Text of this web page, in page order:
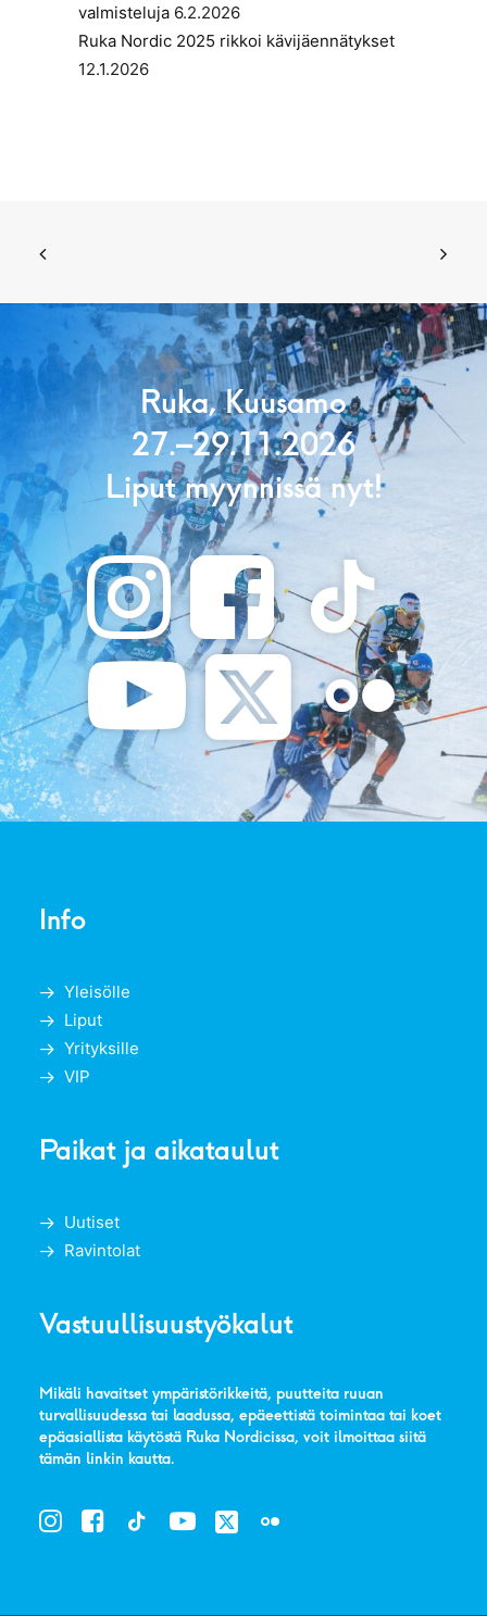
valmisteluja 6.2.2026
Ruka Nordic 2025 rikkoi kävijäennätykset
12.1.2026
Ruka, Kuusamo
27.–29.11.2026
Liput myynnissä nyt!
Info
Yleisölle
Liput
Yrityksille
VIP
Paikat ja aikataulut
Uutiset
Ravintolat
Vastuullisuustyökalut
Mikäli havaitset ympäristörikkeitä, puutteita ruuan
turvallisuudessa tai laadussa, epäeettistä toimintaa tai koet
epäasiallista käytöstä Ruka Nordicissa, voit ilmoittaa siitä
tämän linkin kautta.